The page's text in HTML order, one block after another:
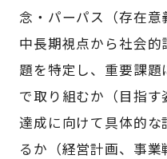
念・パーパス（存在意
中長期視点から社会
題を特定し、重要課
で取り組むか（目指
達成に向けて具体的
るか（経営計画、事